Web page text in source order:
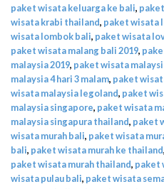
paket wisata keluarga ke bali,
wisata krabi thailand, paket wisata
wisata lombok bali, paket wisata
paket wisata malang bali 2019,
malaysia 2019, paket wisata
malaysia 4 hari 3 malam, paket
wisata malaysia legoland, paket
malaysia singapore, paket wisata
malaysia singapura thailand, paket
wisata murah bali, paket wisata
bali, paket wisata murah ke thailand,
paket wisata murah thailand, paket
wisata pulau bali, paket wisata